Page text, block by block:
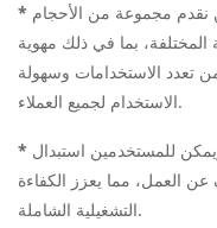
* نقدم مجموعة من الأحجام
المختلفة، بما في ذلك مهوية
تعدد الاستخدامات وسهولة
الاستخدام لجميع العملاء.
* للمستخدمين استبدال
العمل، مما يعزز الكفاءة
التشغيلية الشاملة.